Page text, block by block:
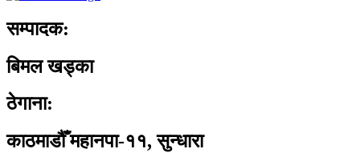
सम्पादक:
बिमल खड्का
ठेगाना:
काठमाडौँ महानपा-११, सुन्धारा